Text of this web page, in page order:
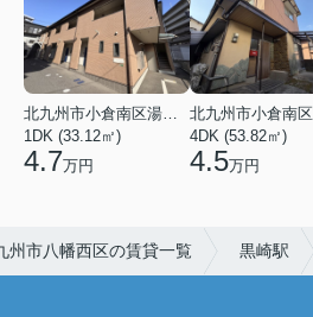
1DK (33.12㎡)
4.7万円
4DK (53.82㎡)
4.5万円
州市八幡西区の賃貸一覧 黒崎駅